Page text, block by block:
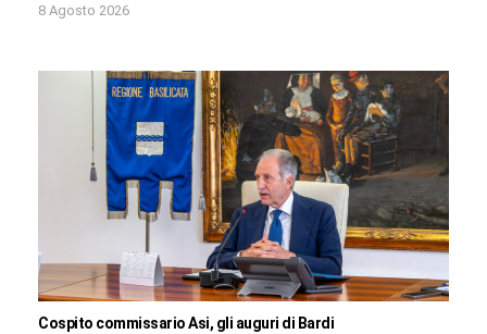
8 Agosto 2026
Cospito commissario Asi, gli auguri di Bardi